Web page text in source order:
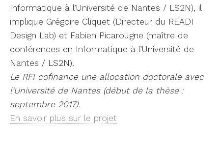
Informatique à l’Université de Nantes / LS2N), il
implique Grégoire Cliquet (Directeur du READI
Design Lab) et Fabien Picarougne (maître de
conférences en Informatique à l’Université de
Nantes / LS2N).
Le RFI cofinance une allocation doctorale avec
l’Université de Nantes (début de la thèse :
septembre 2017).
En savoir plus sur le projet